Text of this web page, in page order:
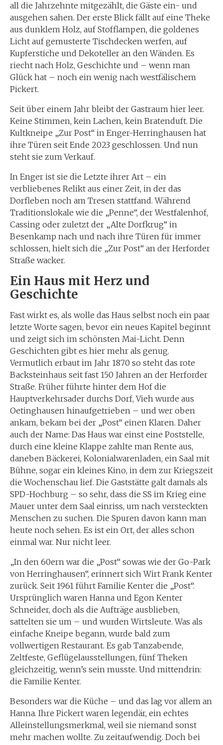
all die Jahrzehnte mitgezählt, die Gäste ein- und
ausgehen sahen. Der erste Blick fällt auf eine Theke
aus dunklem Holz, auf Stofflampen, die goldenes
Licht auf gemusterte Tischdecken werfen, auf
Kupferstiche und Dekoteller an den Wänden. Es
riecht nach Holz, Geschichte und – wenn man
Glück hat – noch ein wenig nach westfälischem
Pickert.
Seit über einem Jahr bleibt der Gastraum hier leer.
Keine Stimmen, kein Lachen, kein Bratenduft. Die
Kultkneipe „Zur Post“ in Enger-Herringhausen hat
ihre Türen seit Ende 2023 geschlossen. Und nun
steht sie zum Verkauf.
In Enger ist sie die Letzte ihrer Art – ein
verbliebenes Relikt aus einer Zeit, in der das
Dorfleben noch am Tresen stattfand. Während
Traditionslokale wie die „Penne“, der Westfalenhof,
Cassing oder zuletzt der „Alte Dorfkrug“ in
Besenkamp nach und nach ihre Türen für immer
schlossen, hielt sich die „Zur Post“ an der Herforder
Straße wacker.
Ein Haus mit Herz und
Geschichte
Fast wirkt es, als wolle das Haus selbst noch ein paar
letzte Worte sagen, bevor ein neues Kapitel beginnt
und zeigt sich im schönsten Mai-Licht. Denn
Geschichten gibt es hier mehr als genug.
Vermutlich erbaut im Jahr 1870 so steht das rote
Backsteinhaus seit fast 150 Jahren an der Herforder
Straße. Früher führte hinter dem Hof die
Hauptverkehrsader durchs Dorf, Vieh wurde aus
Oetinghausen hinaufgetrieben – und wer oben
ankam, bekam bei der „Post“ einen Klaren. Daher
auch der Name: Das Haus war einst eine Poststelle,
durch eine kleine Klappe zahlte man Rente aus,
daneben Bäckerei, Kolonialwarenladen, ein Saal mit
Bühne, sogar ein kleines Kino, in dem zur Kriegszeit
die Wochenschau lief. Die Gaststätte galt damals als
SPD-Hochburg – so sehr, dass die SS im Krieg eine
Mauer unter dem Saal einriss, um nach versteckten
Menschen zu suchen. Die Spuren davon kann man
heute noch sehen. Es ist ein Ort, der alles schon
einmal war. Nur nicht leer.
„In den 60ern war die „Post“ sowas wie der Go-Park
von Herringhausen“, erinnert sich Wirt Frank Kenter
zurück. Seit 1961 führt Familie Kenter die „Post“.
Ursprünglich waren Hanna und Egon Kenter
Schneider, doch als die Aufträge ausblieben,
sattelten sie um – und wurden Wirtsleute. Was als
einfache Kneipe begann, wurde bald zum
vollwertigen Restaurant. Es gab Tanzabende,
Zeltfeste, Geflügelausstellungen, fünf Theken
gleichzeitig, wenn’s sein musste. Und mittendrin:
die Familie Kenter.
Besonders war die Küche – und das lag vor allem an
Hanna. Ihre Pickert waren legendär, ein echtes
Alleinstellungsmerkmal, weil sie niemand sonst
mehr machen wollte. Zu zeitaufwendig. Doch bei